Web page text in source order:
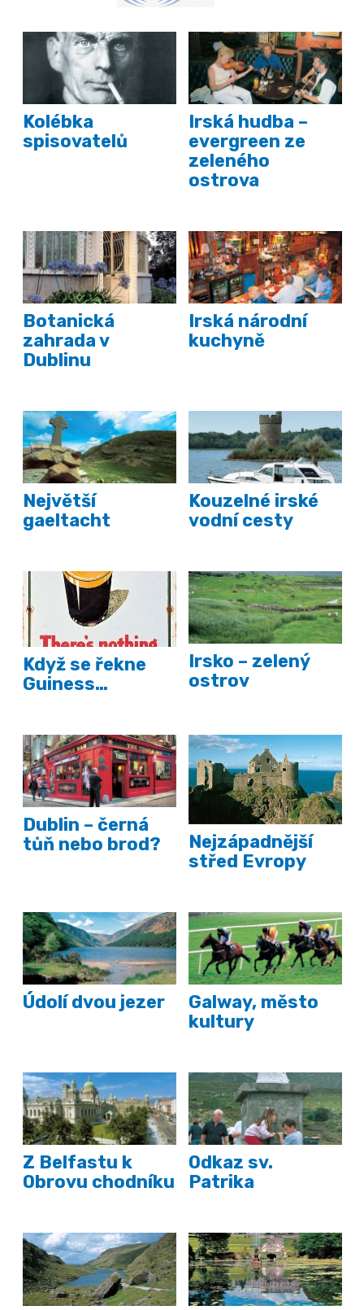
Kolébka
spisovatelů
Irská hudba –
evergreen ze
zeleného
ostrova
Botanická
zahrada v
Dublinu
Irská národní
kuchyně
Největší
gaeltacht
Kouzelné irské
vodní cesty
Když se řekne
Guiness…
Irsko – zelený
ostrov
Dublin – černá
tůň nebo brod?
Nejzápadnější
střed Evropy
Údolí dvou jezer
Galway, město
kultury
Z Belfastu k
Obrovu chodníku
Odkaz sv.
Patrika